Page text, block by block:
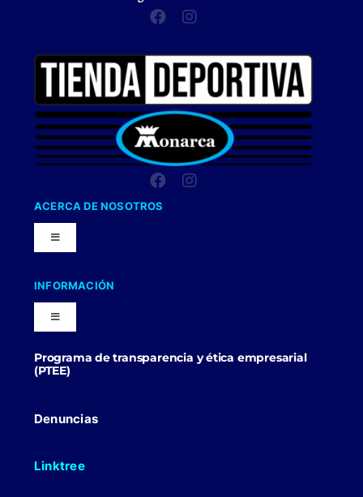
ACERCA DE NOSOTROS
Toggle
Navigation
Nuestra Compañia
Trabaja con nosotros
INFORMACIÓN
Toggle
Navigation
Blog
Politicas Comerciales
Programa de transparencia y ética empresarial
(PTEE)
Denuncias
Linktree